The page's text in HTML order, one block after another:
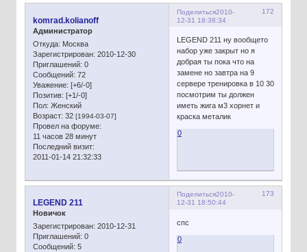
Поделиться 172
2010-
12-31 18:38:34
komrad.kolianoff
Администратор
Откуда: Москва
Зарегистрирован: 2010-12-30
Приглашений: 0
Сообщений: 72
Уважение: [+6/-0]
Позитив: [+1/-0]
Пол: Женский
Возраст: 32 [1994-03-07]
Провел на форуме:
11 часов 28 минут
Последний визит:
2011-01-14 21:32:33
LEGEND 211 ну вообщето
набор уже закрыт но я
добрая ты пока что на
замене но завтра на 9
сервере тренировка в 10 30
посмотрим ты должен
иметь жига м3 хорнет и
краска металик
0
Поделиться 173
2010-
12-31 18:50:44
LEGEND 211
Новичок
Зарегистрирован: 2010-12-31
Приглашений: 0
Сообщений: 5
спс
0